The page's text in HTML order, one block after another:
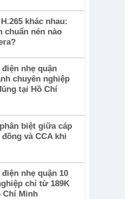
khác nhau:
chuẩn nén nào
nhẹ quận
chuyên nghiệp
tại Hồ Chí
biệt giữa cáp
và CCA khi
nhẹ quận 10
chỉ từ 189K
Chí Minh